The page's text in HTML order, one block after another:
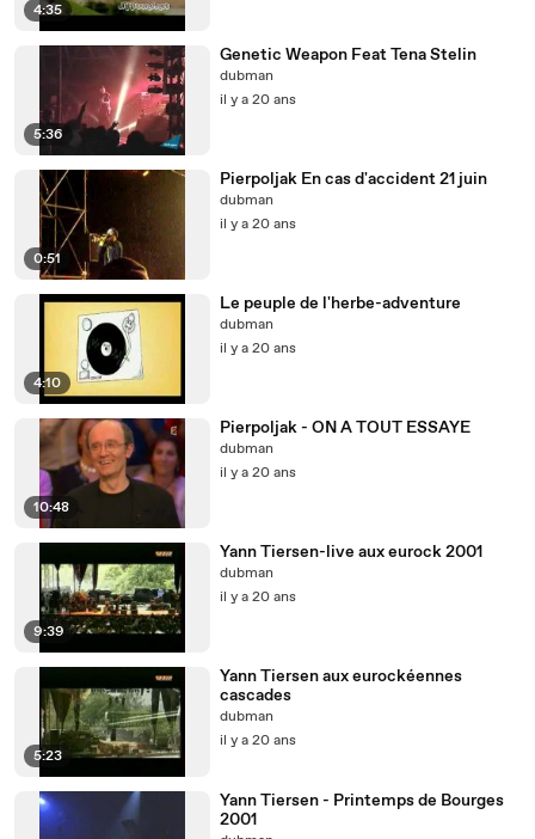
4:35
5:36
Genetic Weapon Feat Tena Stelin
dubman
il y a 20 ans
0:51
Pierpoljak En cas d'accident 21 juin
dubman
il y a 20 ans
4:10
Le peuple de l'herbe-adventure
dubman
il y a 20 ans
10:48
Pierpoljak - ON A TOUT ESSAYE
dubman
il y a 20 ans
9:39
Yann Tiersen-live aux eurock 2001
dubman
il y a 20 ans
5:23
Yann Tiersen aux eurockéennes
cascades
dubman
il y a 20 ans
Yann Tiersen - Printemps de Bourges
2001